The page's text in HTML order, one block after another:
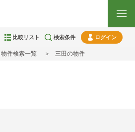
比較リスト 検索条件 ログイン
物件検索一覧 三田の物件